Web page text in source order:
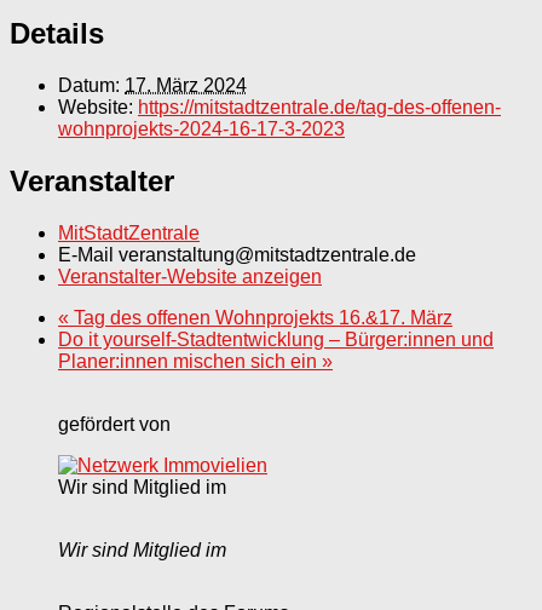
Details
Datum: 17. März 2024
Website: https://mitstadtzentrale.de/tag-des-offenen-
wohnprojekts-2024-16-17-3-2023
Veranstalter
MitStadtZentrale
E-Mail veranstaltung@mitstadtzentrale.de
Veranstalter-Website anzeigen
« Tag des offenen Wohnprojekts 16.&17. März
Do it yourself-Stadtentwicklung – Bürger:innen und
Planer:innen mischen sich ein »
gefördert von
Wir sind Mitglied im
Wir sind Mitglied im